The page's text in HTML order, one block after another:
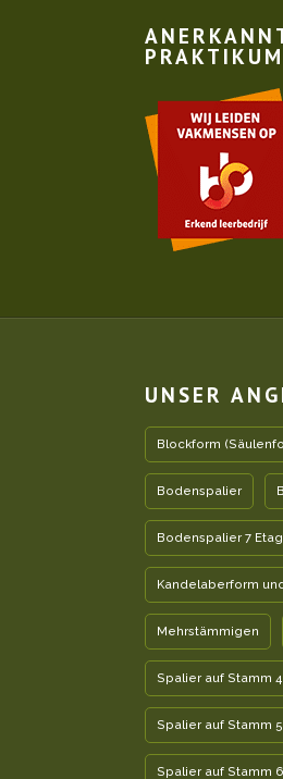
PRAKTIKUM
UNSER
Blockform
Bodenspalier
Bodenspalier 7
Kandelaberform
Mehrstämmigen
Spalier auf Stamm
Spalier auf Stamm
Spalier auf Stamm